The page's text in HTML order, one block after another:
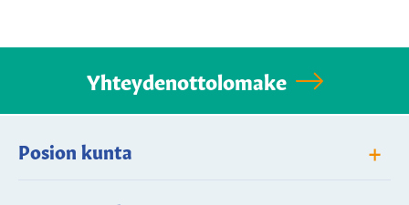
Yhteydenottolomake
Posion kunta +